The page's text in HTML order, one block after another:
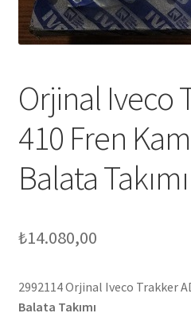
Orjinal Iveco
410 Fren
Balata
₺14.080,00
2992114 Orjinal Iveco Trakker
Balata Takımı